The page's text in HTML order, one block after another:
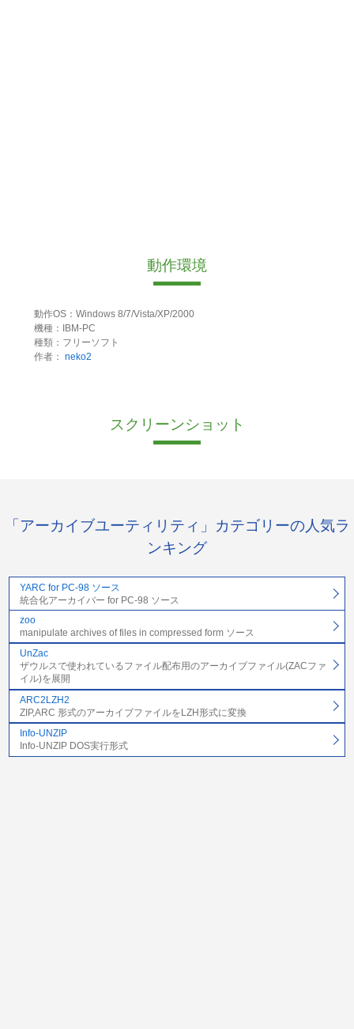
動作環境
動作OS：Windows 8/7/Vista/XP/2000
機種：IBM-PC
種類：フリーソフト
作者： neko2
スクリーンショット
「アーカイブユーティリティ」カテゴリーの人気ラ
ンキング
YARC for PC-98 ソース
統合化アーカイバー for PC-98 ソース
zoo
manipulate archives of files in compressed form ソース
UnZac
ザウルスで使われているファイル配布用のアーカイブファイル(ZACファ
イル)を展開
ARC2LZH2
ZIP,ARC 形式のアーカイブファイルをLZH形式に変換
Info-UNZIP
Info-UNZIP DOS実行形式